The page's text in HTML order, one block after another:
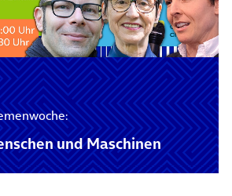
und Maschinen